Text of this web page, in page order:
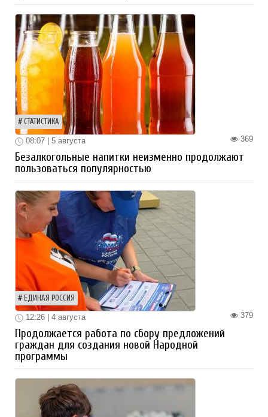
СТАТИСТИКА
369
08:07 | 5 августа
Безалкогольные напитки неизменно продолжают
пользоваться популярностью
ЕДИНАЯ РОССИЯ
379
12:26 | 4 августа
Продолжается работа по сбору предложений
граждан для создания новой Народной
программы